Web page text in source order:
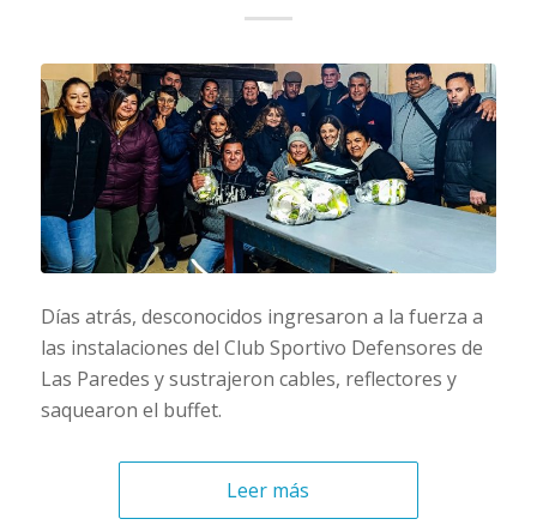
Días atrás, desconocidos ingresaron a la fuerza a
las instalaciones del Club Sportivo Defensores de
Las Paredes y sustrajeron cables, reflectores y
saquearon el buffet.
Leer más